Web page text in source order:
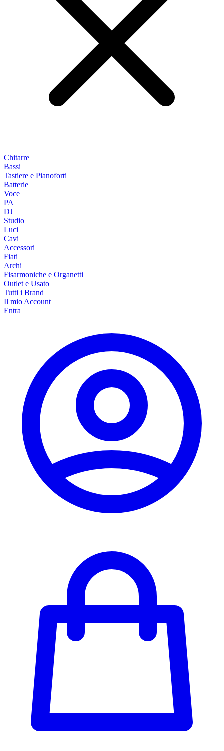
Chitarre
Bassi
Tastiere e Pianoforti
Batterie
Voce
PA
DJ
Studio
Luci
Cavi
Accessori
Fiati
Archi
Fisarmoniche e Organetti
Outlet e Usato
Tutti i Brand
Il mio Account
Entra